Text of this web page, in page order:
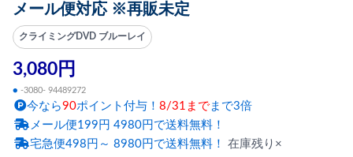
メール便対応 ※再販未定
クライミングDVD ブルーレイ
3,080円
● -3080- 94489272
今なら90ポイント付与！ 8/31まで まで3倍
メール便199円 4980円で送料無料！
宅急便498円～ 8980円で送料無料！ 在庫残り×